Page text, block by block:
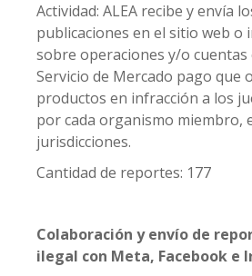
Actividad: ALEA recibe y envía
publicaciones en el sitio web o
sobre operaciones y/o cuentas
Servicio de Mercado pago que
productos en infracción a los
por cada organismo miembro,
jurisdicciones.
Cantidad de reportes: 177
Colaboración y envío de
ilegal con Meta, Facebook e